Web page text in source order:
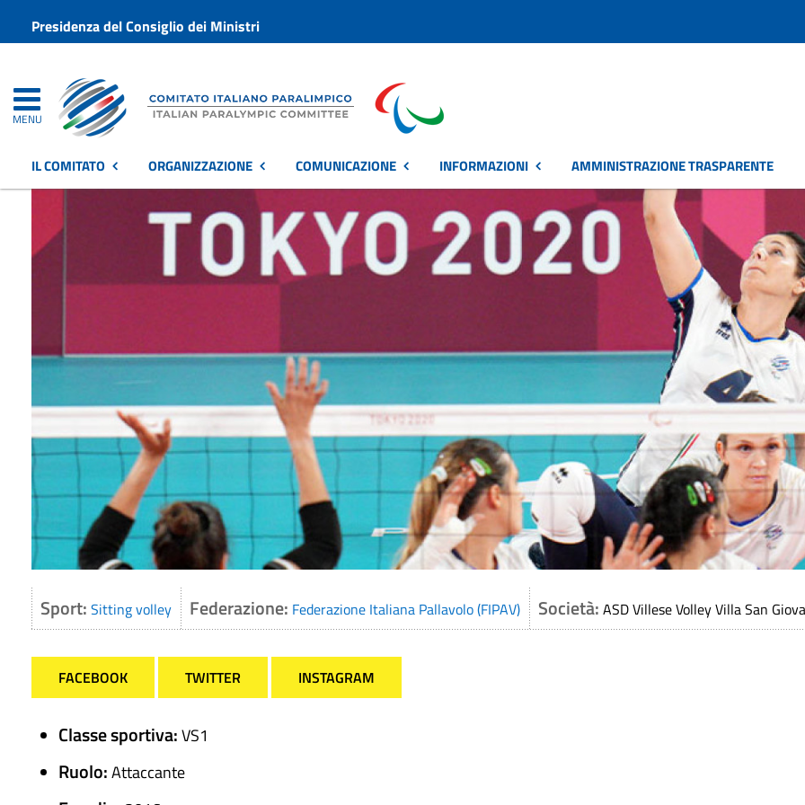
Presidenza del Consiglio dei Ministri
MENU
IL COMITATO ORGANIZZAZIONE COMUNICAZIONE INFORMAZIONI AMMINISTRAZIONE TRASPARENTE
Sport: Sitting volley Federazione: Federazione Italiana Pallavolo (FIPAV) Società: ASD Villese Volley Villa San
FACEBOOK TWITTER INSTAGRAM
Classe sportiva:VS1
Ruolo:Attaccante